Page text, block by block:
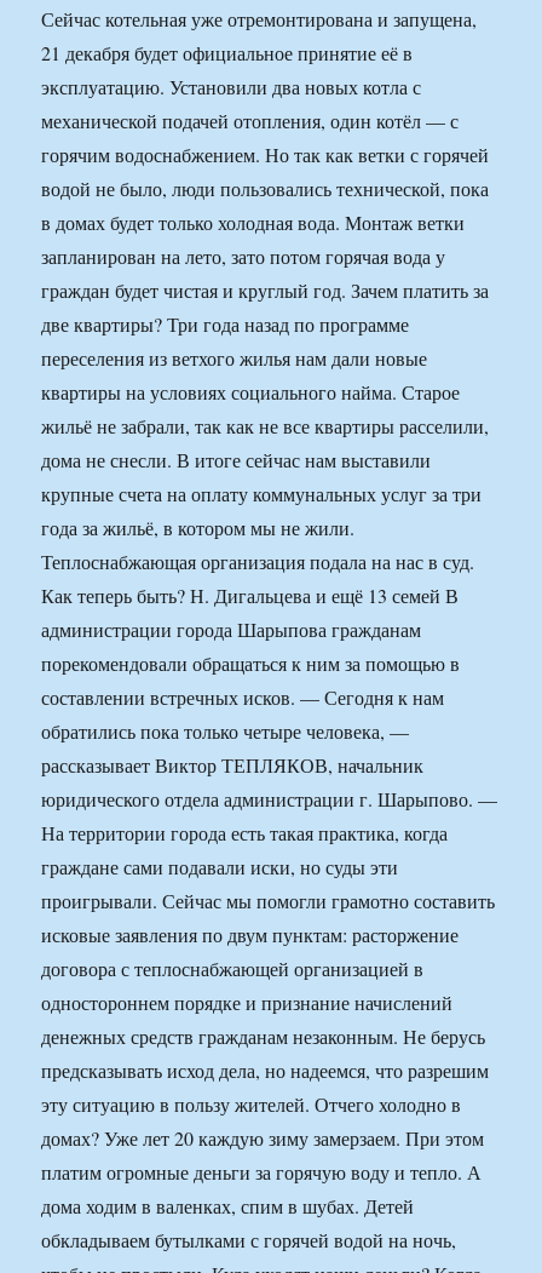
Сейчас котельная уже отремонтирована и запущена,
21 декабря будет официальное принятие её в
эксплуатацию. Установили два новых котла с
механической подачей отопления, один котёл — с
горячим водоснабжением. Но так как ветки с горячей
водой не было, люди пользовались технической, пока
в домах будет только холодная вода. Монтаж ветки
запланирован на лето, зато потом горячая вода у
граждан будет чистая и круглый год. Зачем платить за
две квартиры? Три года назад по программе
переселения из ветхого жилья нам дали новые
квартиры на условиях социального найма. Старое
жильё не забрали, так как не все квартиры расселили,
дома не снесли. В итоге сейчас нам выставили
крупные счета на оплату коммунальных услуг за три
года за жильё, в котором мы не жили.
Теплоснабжающая организация подала на нас в суд.
Как теперь быть? Н. Дигальцева и ещё 13 семей В
администрации города Шарыпова гражданам
порекомендовали обращаться к ним за помощью в
составлении встречных исков. — Сегодня к нам
обратились пока только четыре человека, —
рассказывает Виктор ТЕПЛЯКОВ, начальник
юридического отдела администрации г. Шарыпово. —
На территории города есть такая практика, когда
граждане сами подавали иски, но суды эти
проигрывали. Сейчас мы помогли грамотно составить
исковые заявления по двум пунктам: расторжение
договора с теплоснабжающей организацией в
одностороннем порядке и признание начислений
денежных средств гражданам незаконным. Не берусь
предсказывать исход дела, но надеемся, что разрешим
эту ситуацию в пользу жителей. Отчего холодно в
домах? Уже лет 20 каждую зиму замерзаем. При этом
платим огромные деньги за горячую воду и тепло. А
дома ходим в валенках, спим в шубах. Детей
обкладываем бутылками с горячей водой на ночь,